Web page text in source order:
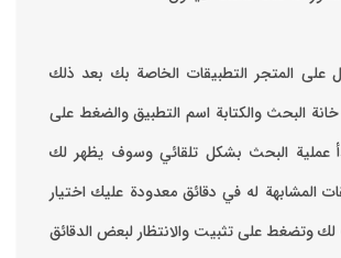
على المتجر التطبيقات الخاصة بك ‏بعد ذلك
خانة البحث والكتابة اسم التطبيق والضغط على
عملية البحث بشكل تلقائي وسوف يظهر لك
المشابهة له في دقائق معدودة ‏عليك اختيار
لك وتضغط على تثبيت والانتظار لبعض الدقائق